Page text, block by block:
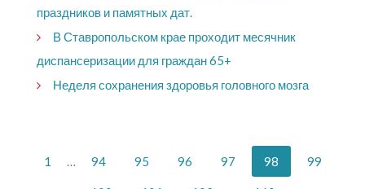
праздников и памятных дат.
В Ставропольском крае проходит месячник
диспансеризации для граждан 65+​
Неделя сохранения здоровья головного мозга
1 … 94 95 96 97 98 99